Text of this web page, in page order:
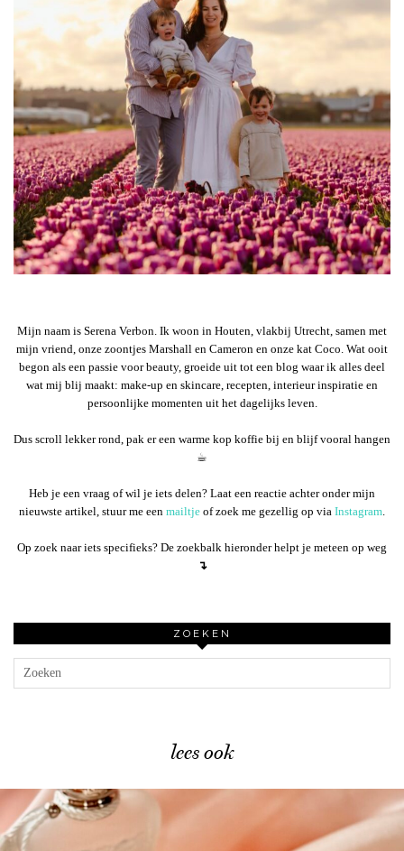
Mijn naam is Serena Verbon. Ik woon in Houten, vlakbij Utrecht, samen met
mijn vriend, onze zoontjes Marshall en Cameron en onze kat Coco. Wat ooit
begon als een passie voor beauty, groeide uit tot een blog waar ik alles deel
wat mij blij maakt: make-up en skincare, recepten, interieur inspiratie en
persoonlijke momenten uit het dagelijks leven.
Dus scroll lekker rond, pak er een warme kop koffie bij en blijf vooral hangen
☕︎
Heb je een vraag of wil je iets delen? Laat een reactie achter onder mijn
nieuwste artikel, stuur me een mailtje of zoek me gezellig op via Instagram.
Op zoek naar iets specifieks? De zoekbalk hieronder helpt je meteen op weg
↴
ZOEKEN
lees ook